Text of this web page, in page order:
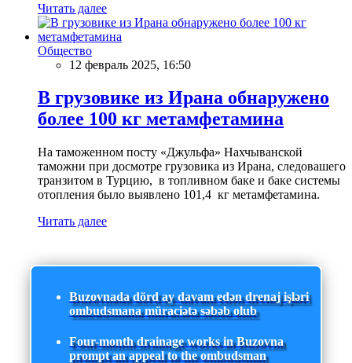
Читать далее
Общество
12 февраль 2025, 16:50
В грузовике из Ирана обнаружено
более 100 кг метамфетамина
На таможенном посту «Джульфа» Нахчыванской
таможни при досмотре грузовика из Ирана, следовашего
транзитом в Турцию, в топливном баке и баке системы
отопления было выявлено 101,4 кг метамфетамина.
Читать далее
Buzovnada dörd ay davam edən drenaj işləri
ombudsmana müraciətə səbəb olub
Four-month drainage works in Buzovna
prompt an appeal to the ombudsman